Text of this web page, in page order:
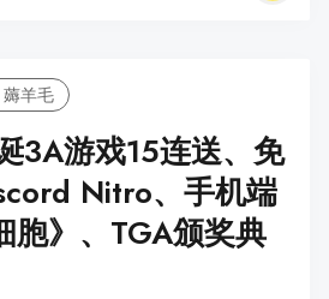
薅羊毛
3A游戏15连送、免
Nitro、手机端
胞》、TGA颁奖典